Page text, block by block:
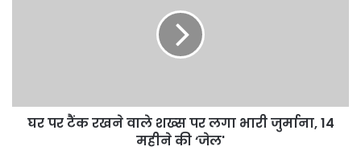
भारी
जुर्माना,
घर पर टैंक रखने वाले शख्स पर लगा भारी जुर्माना, 14
महीने की ‘जेल'